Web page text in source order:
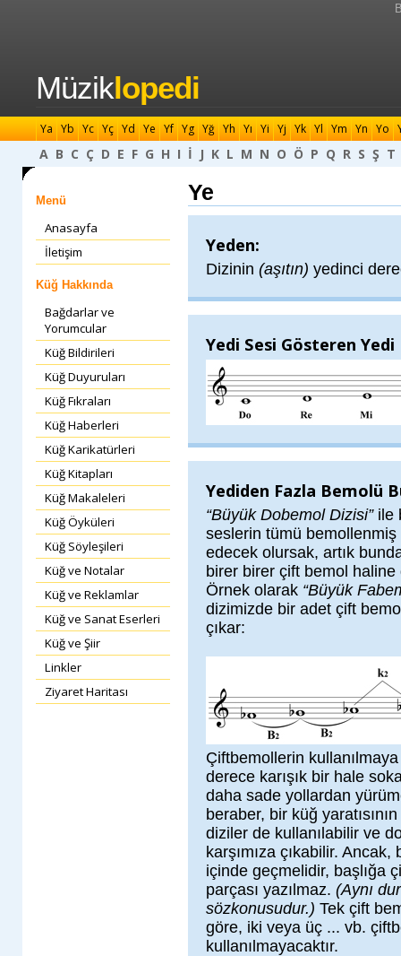
Müziklopedi
Ya Yb Yc Yç Yd Ye Yf Yg Yğ Yh Yı Yi Yj Yk Yl Ym Yn Yo
A B C Ç D E F G H I İ J K L M N O Ö P Q R S Ş T
Menü
Anasayfa
İletişim
Küğ Hakkında
Bağdarlar ve
Yorumcular
Küğ Bildirileri
Küğ Duyuruları
Küğ Fıkraları
Küğ Haberleri
Küğ Karikatürleri
Küğ Kitapları
Küğ Makaleleri
Küğ Öyküleri
Küğ Söyleşileri
Küğ ve Notalar
Küğ ve Reklamlar
Küğ ve Sanat Eserleri
Küğ ve Şiir
Linkler
Ziyaret Haritası
Ye
Yeden:
Dizinin (aşıtın) yedinci
Yedi Sesi Gösteren
Yediden Fazla Bemolü
“Büyük Dobemol Dizisi” ile
seslerin tümü
edecek olursak, artık
birer birer çift bemol
Örnek olarak “Büyük
dizimizde bir adet çift
çıkar:
Çiftbemollerin kullanılmaya
derece karışık bir hale
daha sade yollardan
beraber, bir küğ
diziler de kullanılabilir ve
karşımıza çıkabilir.
içinde geçmelidir, başlığa
parçası yazılmaz. (Aynı
sözkonusudur.) Tek çift
göre, iki veya üç ... vb.
kullanılmayacaktır.